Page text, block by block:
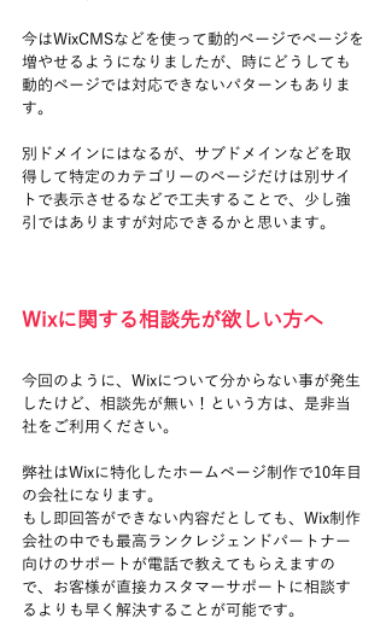
今はWixCMSなどを使って動的ページでページを
増やせるようになりましたが、時にどうしても
動的ページでは対応できないパターンもありま
す。
別ドメインにはなるが、サブドメインなどを取
得して特定のカテゴリーのページだけは別サイ
トで表示させるなどで工夫することで、少し強
引ではありますが対応できるかと思います。
Wixに関する相談先が欲しい方へ
今回のように、Wixについて分からない事が発生
したけど、相談先が無い！という方は、是非当
社をご利用ください。
弊社はWixに特化したホームページ制作で10年目
の会社になります。
もし即回答ができない内容だとしても、Wix制作
会社の中でも最高ランクレジェンドパートナー
向けのサポートが電話で教えてもらえますの
で、お客様が直接カスタマーサポートに相談す
るよりも早く解決することが可能です。